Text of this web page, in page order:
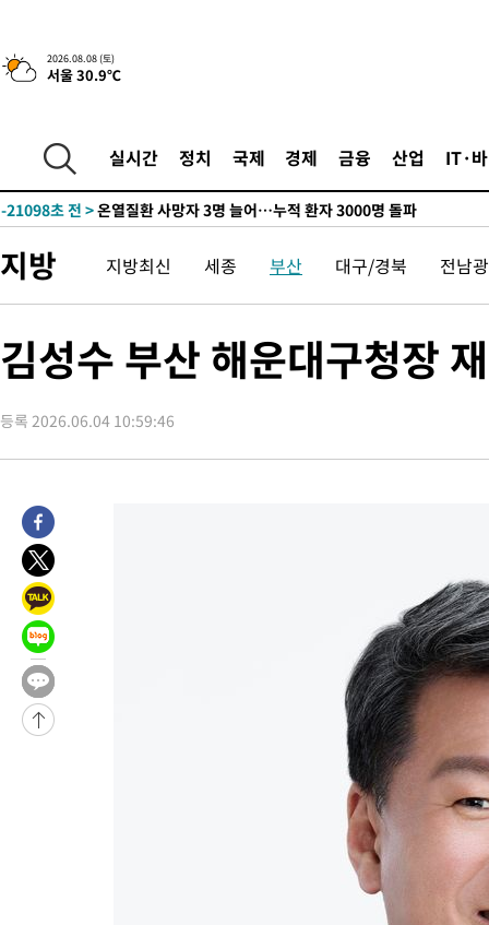
2026.08.08 (토)
서울 30.9℃
실시간 정치 국제 경제 금융 산업 IT·
42.08%·宋 10.17%
-29368초 전 >이강인 "아틀레티코 이적 기뻐…등번호 7번 의미보단 팀 위해
것"
-29303초 전 >[속보]與 당대표 경선, 제주·인천 권리당원 투표 김민석 승리
-22347초 전 >
[속보]이강인 "감독님이 원하는 마음 느꼈고, 많은 트로피 원해
틀레티코 이적"
-22129초 전 >
-21098초 전 >온열질환 사망자 3명 늘어…누적 환자 3000명 돌파
-11150초 전 >
백운산서 80년근 천종산삼 9뿌리 발견…감정가 1.3억원
-8860초 전 >선재도서 해루질 나섰다 실종 60대, 닷새 만에 숨진 채 발견
-5770초 전 >여수 오동도 해상서 모터보트 전복…1명 사망·1명 실종
주 날씨]
16분 전 >축구협회 "압수수색·성접대 논란 사과…쇄신의 기회로 삼겠다"
41분 전 >[속보]'압수수색·성접대 논란' 축구협회 "실망과 걱정 안겨드려 죄
5시간 전 >
-30619초 전 >
한민수·김용 순
-30572초 전 >
[속보]김민석, 與 전대 당원투표 누적 득표율 45.42%로 1위…
청래 44.56%
-29854초 전 >
[속보]與 대표 경선 제주·인천 당원투표…金 47.75%·鄭
42.08%·宋 10.17%
-29388초 전 >
이강인 "아틀레티코 이적 기뻐…등번호 7번 의미보단 팀 위해
-29323초 전 >
[속보]與 당대표 경선, 제주·인천 권리당원 투표 김민석 승리
-23097초 전 >
낮 최고 35도 '무더위'…동해안 시간당 30㎜ '강한 비'[내일날
-22367초 전 >
[속보]이강인 "감독님이 원하는 마음 느꼈고, 많은 트로피 원해
수도권 40도 육박 '펄펄'…동해안 일부 지역엔 호의주의보
온열질환 사망자 3명 늘어…누적 환자 3000명 돌파
강릉에 시간당 81.4㎜ 물폭탄…도로 잠기고 담벼락 붕괴
백운산서 80년근 천종산삼 9뿌리 발견…감정가 1.3억원
선재도서 해루질 나섰다 실종 60대, 닷새 만에 숨진 채 발견
남자 농구, 나고야 아시안게임서 '홈팀' 일본과 한일전
지방 지방최신 세종 부산 대구/경북 전남
김성수 부산 해운대구청장
등록 2026.06.04 10:59:46